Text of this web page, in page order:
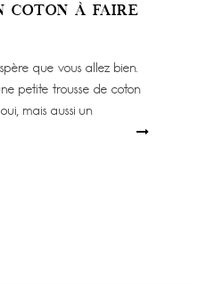
COTON À FAIRE
que vous allez bien.
petite trousse de coton
mais aussi un